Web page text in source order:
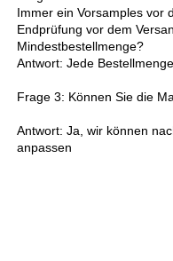
Immer ein Vorsamples vor
Endprüfung vor dem
Mindestbestellmenge?
Antwort: Jede
Frage 3: Können Sie die
Antwort: Ja, wir können
anpassen